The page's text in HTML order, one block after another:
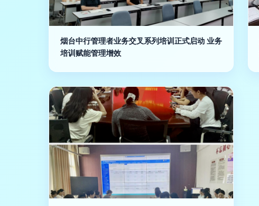
烟台中行管理者业务交叉系列培训正式启动 业务
培训赋能管理增效